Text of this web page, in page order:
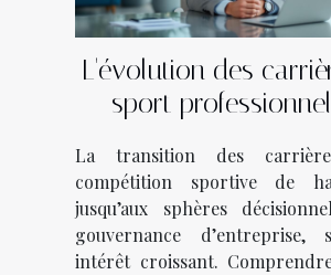
L'évolution des
sport
La transition des
compétition sportive de
jusqu’aux sphères
gouvernance d’entreprise,
intérêt croissant.